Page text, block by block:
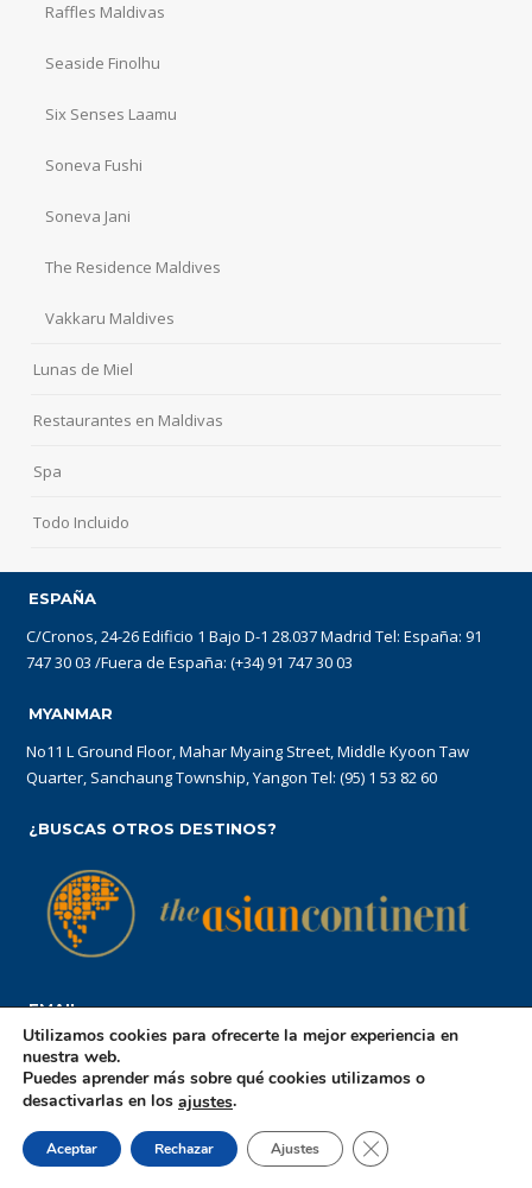
Raffles Maldivas
Seaside Finolhu
Six Senses Laamu
Soneva Fushi
Soneva Jani
The Residence Maldives
Vakkaru Maldives
Lunas de Miel
Restaurantes en Maldivas
Spa
Todo Incluido
ESPAÑA
C/Cronos, 24-26 Edificio 1 Bajo D-1 28.037 Madrid Tel: España: 91
747 30 03 /Fuera de España: (+34) 91 747 30 03
MYANMAR
No11 L Ground Floor, Mahar Myaing Street, Middle Kyoon Taw
Quarter, Sanchaung Township, Yangon Tel: (95) 1 53 82 60
¿BUSCAS OTROS DESTINOS?
EMAIL
reservations@theasiancontinent.com
Aviso Legal
Politica de cookies
Politica de privacidad
Utilizamos cookies para ofrecerte la mejor experiencia en
nuestra web.
Puedes aprender más sobre qué cookies utilizamos o
desactivarlas en los ajustes.
Aceptar Rechazar Ajustes CERRAR EL